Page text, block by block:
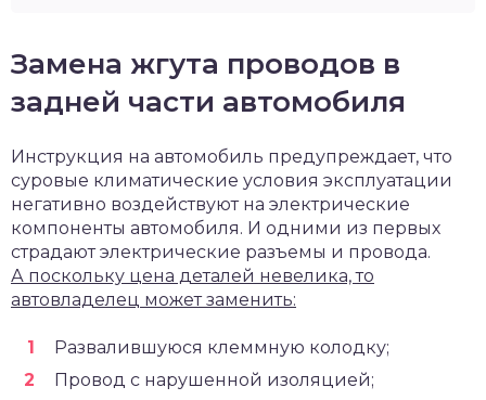
Замена жгута проводов в
задней части автомобиля
Инструкция на автомобиль предупреждает, что
суровые климатические условия эксплуатации
негативно воздействуют на электрические
компоненты автомобиля. И одними из первых
страдают электрические разъемы и провода.
А поскольку цена деталей невелика, то
автовладелец может заменить:
Развалившуюся клеммную колодку;
Провод с нарушенной изоляцией;